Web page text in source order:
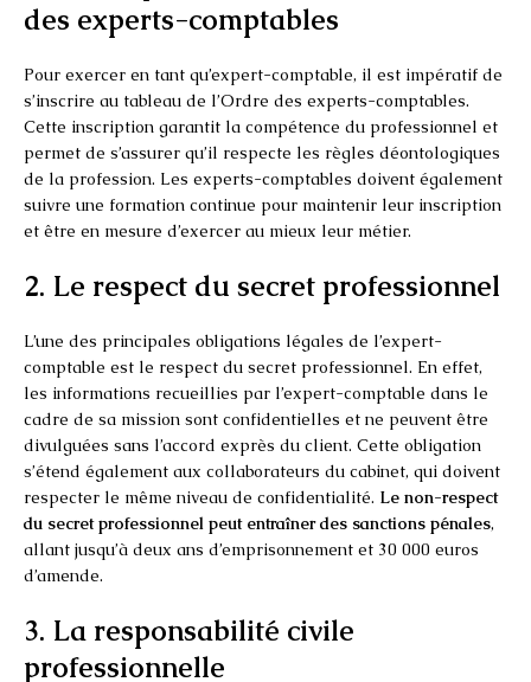
des experts-comptables
Pour exercer en tant qu’expert-comptable, il est impératif de
s’inscrire au tableau de l’Ordre des experts-comptables.
Cette inscription garantit la compétence du professionnel et
permet de s’assurer qu’il respecte les règles déontologiques
de la profession. Les experts-comptables doivent également
suivre une formation continue pour maintenir leur inscription
et être en mesure d’exercer au mieux leur métier.
2. Le respect du secret professionnel
L’une des principales obligations légales de l’expert-
comptable est le respect du secret professionnel. En effet,
les informations recueillies par l’expert-comptable dans le
cadre de sa mission sont confidentielles et ne peuvent être
divulguées sans l’accord exprès du client. Cette obligation
s’étend également aux collaborateurs du cabinet, qui doivent
respecter le même niveau de confidentialité. Le non-respect
du secret professionnel peut entraîner des sanctions pénales,
allant jusqu’à deux ans d’emprisonnement et 30 000 euros
d’amende.
3. La responsabilité civile
professionnelle